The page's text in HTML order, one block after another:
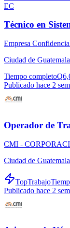
EC
Técnico en
Empresa
Ciudad de Guatemala
Tiempo completo
Publicado hace 2
Operador de
CMI -
Ciudad de Guatemala
TopTrabajo
Publicado hace 2